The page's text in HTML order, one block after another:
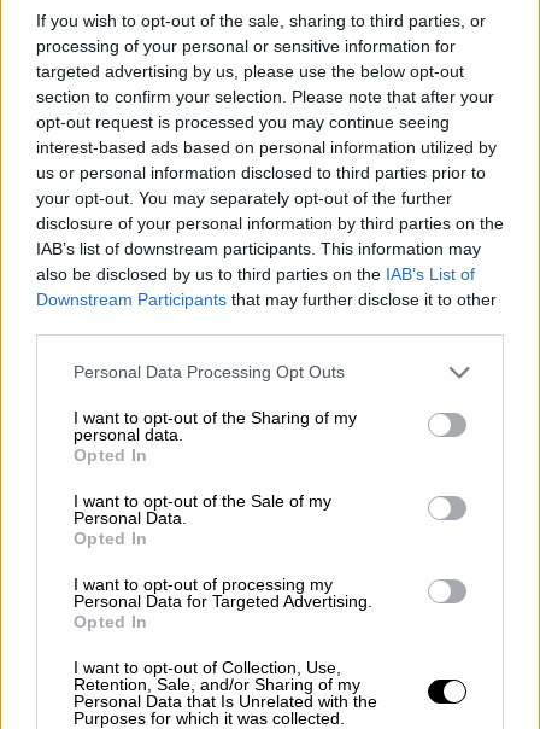
If you wish to opt-out of the sale, sharing to third parties, or
processing of your personal or sensitive information for
targeted advertising by us, please use the below opt-out
section to confirm your selection. Please note that after your
opt-out request is processed you may continue seeing
interest-based ads based on personal information utilized by
us or personal information disclosed to third parties prior to
your opt-out. You may separately opt-out of the further
disclosure of your personal information by third parties on the
IAB’s list of downstream participants. This information may
also be disclosed by us to third parties on the IAB’s List of
Downstream Participants that may further disclose it to other
Please note that this website/app uses one or more Google
not limited to your visit or usage behaviour. You may click to
grant or deny consent to Google and its third-party tags to
use your data for below specified purposes in below Google
consent section.
Personal Data Processing Opt Outs
I want to opt-out of the Sharing of my
personal data.
Opted In
I want to opt-out of the Sale of my
Personal Data.
Opted In
I want to opt-out of processing my
Personal Data for Targeted Advertising.
Opted In
I want to opt-out of Collection, Use,
Retention, Sale, and/or Sharing of my
Personal Data that Is Unrelated with the
Purposes for which it was collected.
Ξεκίνησαν οι τριήμερες εκδηλώσεις στην Κύπρο για τη
μνήμη των θυμάτων της Γενοκτονίας των Ποντίων
Με την Επιμνημόσυνη Ακολουθία στο
μητροπολιτικό ναό Παναγίας Πάντανάσσης
(καθολικής) το πρωί της 17ης Μαΐου,την
Πορεία Μνήμηςκαι την εκδήλωση που
ακολούθησε στοΑμφιθέατρο Ηρώων
ξεκίνησαν στη Λεμεσό οι τριήμερες
εκδηλώσεις Μνήμης των θυμάτων της
οποίες πραγματοποιούνται σε διάφορα μέρη
της Κύπρου.
Η κεντρική εκδήλωση της Λεμεσού